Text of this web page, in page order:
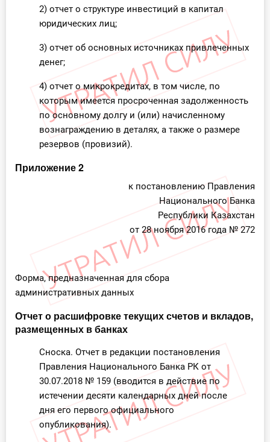
2) отчет о структуре инвестиций в капитал
юридических лиц;
3) отчет об основных источниках привлеченных
денег;
4) отчет о микрокредитах, в том числе, по
которым имеется просроченная задолженность
по основному долгу и (или) начисленному
вознаграждению в деталях, а также о размере
резервов (провизий).
Приложение 2
к постановлению Правления
Национального Банка
Республики Казахстан
от 28 ноября 2016 года № 272
Форма, предназначенная для сбора
административных данных
Отчет о расшифровке текущих счетов и вкладов,
размещенных в банках
Сноска. Отчет в редакции постановления
Правления Национального Банка РК от
30.07.2018 № 159 (вводится в действие по
истечении десяти календарных дней после
дня его первого официального
опубликования).